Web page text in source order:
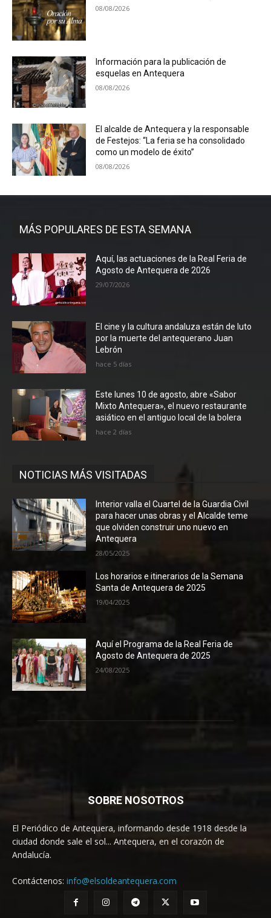
08/08/2026
Información para la publicación de
esquelas en Antequera
08/08/2026
El alcalde de Antequera y la responsable
de Festejos: “La feria se ha consolidado
como un modelo de éxito”
08/08/2026
MÁS POPULARES DE ESTA SEMANA
Aquí, las actuaciones de la Real Feria de
Agosto de Antequera de 2026
29/07/2026
El cine y la cultura andaluza están de luto
por la muerte del antequerano Juan
Lebrón
hace 5 días
Este lunes 10 de agosto, abre «Sabor
Mixto Antequera», el nuevo restaurante
asiático en el antiguo local de la bolera
hace 2 días
NOTICIAS MÁS VISITADAS
Interior valla el Cuartel de la Guardia Civil
para hacer unas obras y el Alcalde teme
que olviden construir uno nuevo en
Antequera
28/05/2025
Los horarios e itinerarios de la Semana
Santa de Antequera de 2025
19/04/2025
Aquí el Programa de la Real Feria de
Agosto de Antequera de 2025
24/08/2025
SOBRE NOSOTROS
El Periódico de Antequera, informando desde 1918 desde la
ciudad donde sale el sol... Antequera, en el corazón de
Andalucía.
Contáctenos: info@elsoldeantequera.com